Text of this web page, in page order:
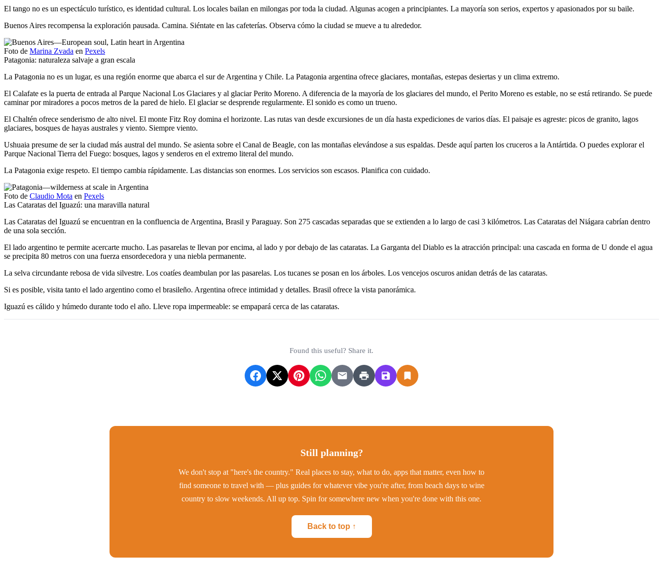
El tango no es un espectáculo turístico, es identidad cultural. Los locales bailan en milongas por toda la ciudad. Algunas acogen a principiantes. La mayoría son serios, expertos y apasionados por su baile.
Buenos Aires recompensa la exploración pausada. Camina. Siéntate en las cafeterías. Observa cómo la ciudad se mueve a tu alrededor.
Foto de Marina Zvada en Pexels
Patagonia: naturaleza salvaje a gran escala
La Patagonia no es un lugar, es una región enorme que abarca el sur de Argentina y Chile. La Patagonia argentina ofrece glaciares, montañas, estepas desiertas y un clima extremo.
El Calafate es la puerta de entrada al Parque Nacional Los Glaciares y al glaciar Perito Moreno. A diferencia de la mayoría de los glaciares del mundo, el Perito Moreno es estable, no se está retirando. Se puede
caminar por miradores a pocos metros de la pared de hielo. El glaciar se desprende regularmente. El sonido es como un trueno.
El Chaltén ofrece senderismo de alto nivel. El monte Fitz Roy domina el horizonte. Las rutas van desde excursiones de un día hasta expediciones de varios días. El paisaje es agreste: picos de granito, lagos
glaciares, bosques de hayas australes y viento. Siempre viento.
Ushuaia presume de ser la ciudad más austral del mundo. Se asienta sobre el Canal de Beagle, con las montañas elevándose a sus espaldas. Desde aquí parten los cruceros a la Antártida. O puedes explorar el
Parque Nacional Tierra del Fuego: bosques, lagos y senderos en el extremo literal del mundo.
La Patagonia exige respeto. El tiempo cambia rápidamente. Las distancias son enormes. Los servicios son escasos. Planifica con cuidado.
Foto de Claudio Mota en Pexels
Las Cataratas del Iguazú: una maravilla natural
Las Cataratas del Iguazú se encuentran en la confluencia de Argentina, Brasil y Paraguay. Son 275 cascadas separadas que se extienden a lo largo de casi 3 kilómetros. Las Cataratas del Niágara cabrían dentro
de una sola sección.
El lado argentino te permite acercarte mucho. Las pasarelas te llevan por encima, al lado y por debajo de las cataratas. La Garganta del Diablo es la atracción principal: una cascada en forma de U donde el agua
se precipita 80 metros con una fuerza ensordecedora y una niebla permanente.
La selva circundante rebosa de vida silvestre. Los coatíes deambulan por las pasarelas. Los tucanes se posan en los árboles. Los vencejos oscuros anidan detrás de las cataratas.
Si es posible, visita tanto el lado argentino como el brasileño. Argentina ofrece intimidad y detalles. Brasil ofrece la vista panorámica.
Iguazú es cálido y húmedo durante todo el año. Lleve ropa impermeable: se empapará cerca de las cataratas.
Found this useful? Share it.
Still planning?
We don't stop at "here's the country." Real places to stay, what to do, apps that matter, even how to
find someone to travel with — plus guides for whatever vibe you're after, from beach days to wine
country to slow weekends. All up top. Spin for somewhere new when you're done with this one.
Back to top ↑